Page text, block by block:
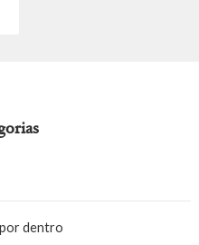
dentro